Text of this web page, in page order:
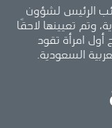
الرئيس لشؤون
وتم تعيينها لاحقًا
أول امرأة تقود
السعودية.